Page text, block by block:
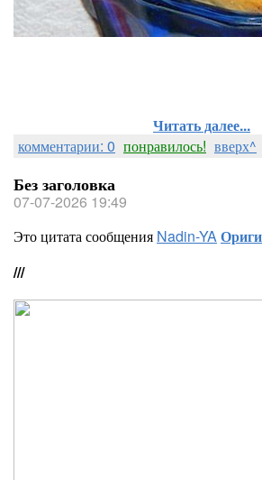
Читать далее...
комментарии: 0 понравилось! вверх^
Без заголовка
07-07-2026 19:49
Это цитата сообщения Nadin-YA
///